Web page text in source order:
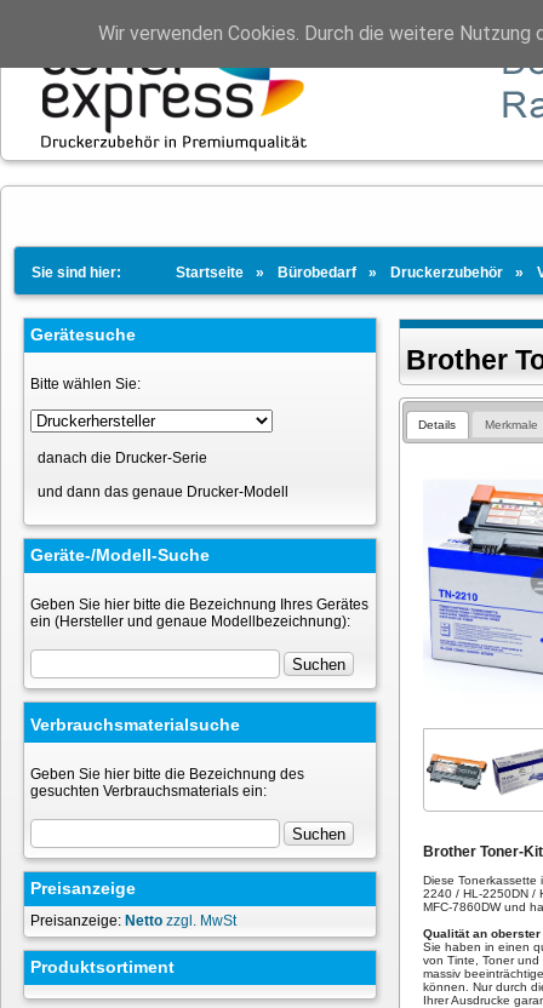
Sie sind hier: Startseite Bürobedarf Druckerzubehör
Gerätesuche
Bitte wählen Sie:
danach die Drucker-Serie
und dann das genaue Drucker-Modell
Geräte-/Modell-Suche
Geben Sie hier bitte die Bezeichnung Ihres Gerätes
ein (Hersteller und genaue Modellbezeichnung):
Verbrauchsmaterialsuche
Geben Sie hier bitte die Bezeichnung des
gesuchten Verbrauchsmaterials ein:
Preisanzeige
Preisanzeige: Netto zzgl. MwSt
Produktsortiment
Brother
Details Merkmale
Brother Toner-
Diese Tonerkassette
2240 / HL-2250DN /
MFC-7860DW und
Qualität an
Sie haben in einen
von Tinte, Toner
massiv
können. Nur durch
Ihrer Ausdrucke
Wir verwenden Cookies. Durch die weitere